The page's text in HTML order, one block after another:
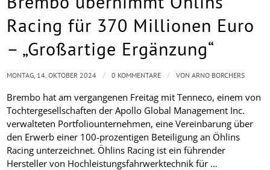
Racing für 370 Millionen Euro
– „Großartige Ergänzung“
Brembo hat am vergangenen Freitag mit Tenneco, einem von
Tochtergesellschaften der Apollo Global Management Inc.
verwalteten Portfoliounternehmen, eine Vereinbarung über
den Erwerb einer 100-prozentigen Beteiligung an Öhlins
Racing unterzeichnet. Öhlins Racing ist ein führender
Hersteller von Hochleistungsfahrwerktechnik für …
MONTAG, 14. OKTOBER 2024 / 0 KOMMENTARE / VONARNO BORCHERS